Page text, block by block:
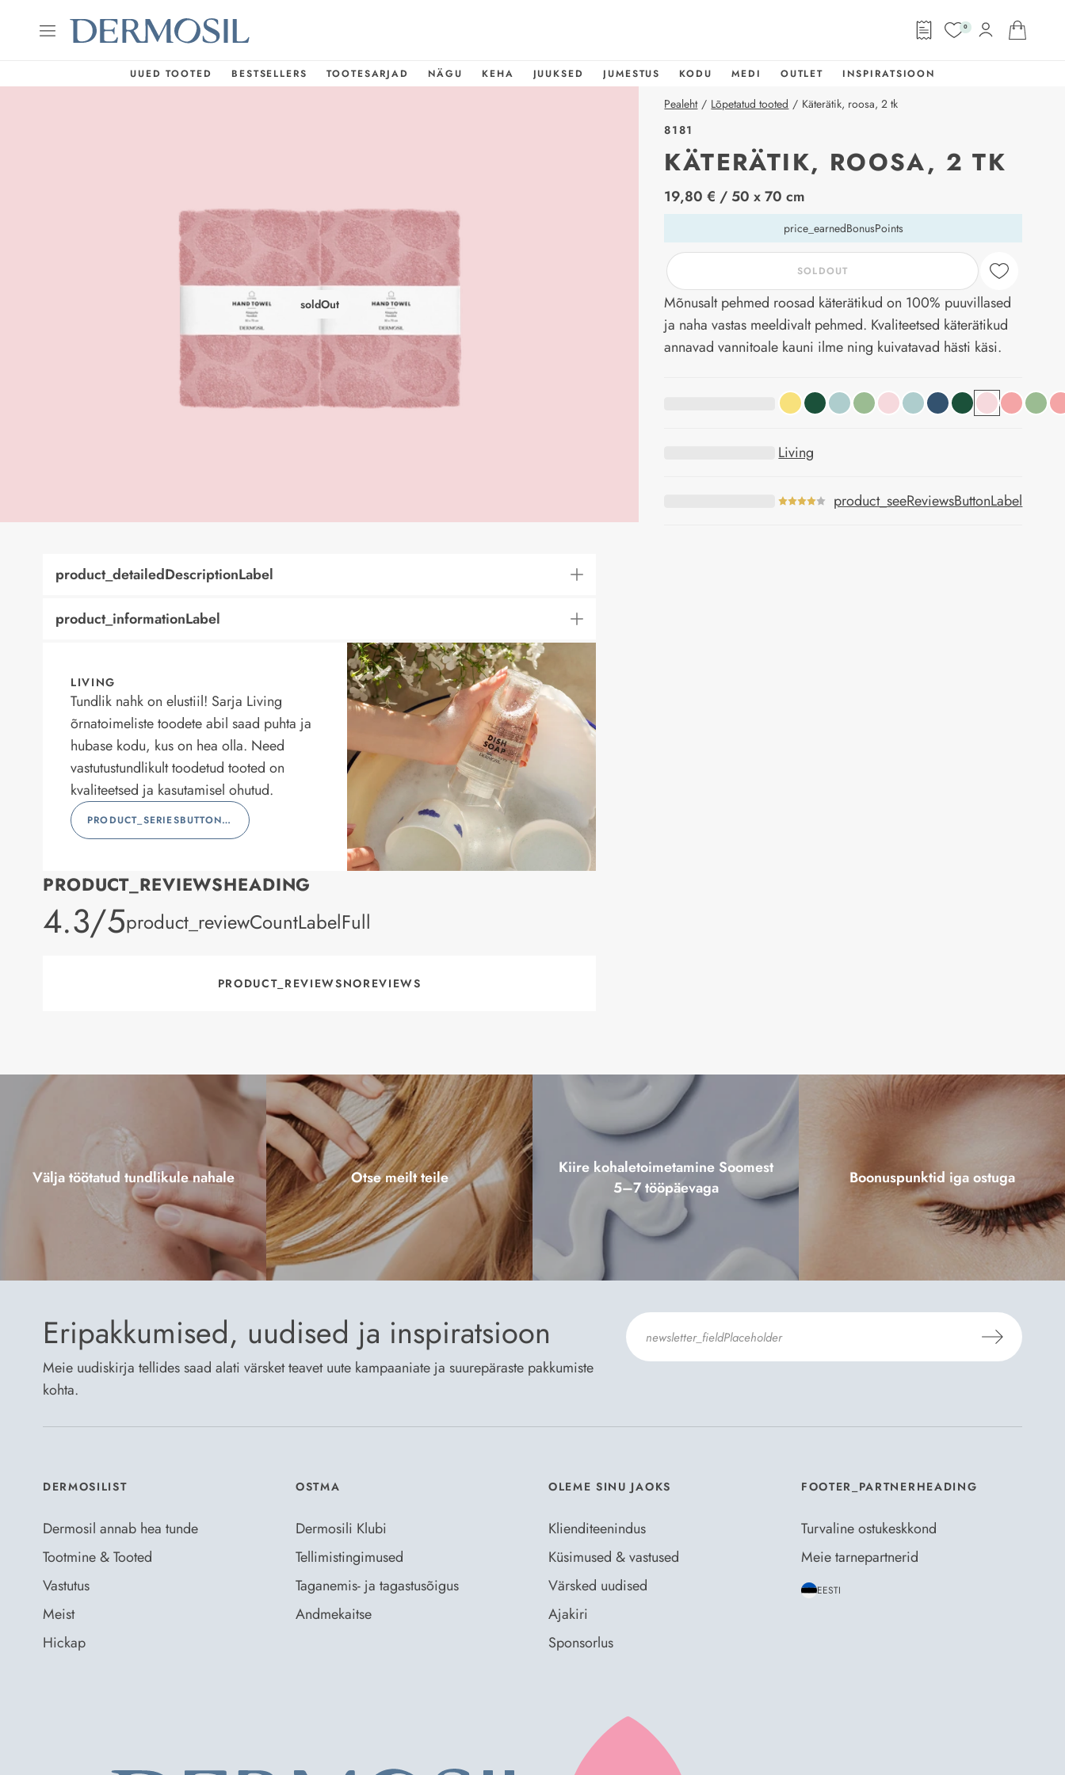
0
UUED TOOTED BESTSELLERS TOOTESARJAD NÄGU KEHA JUUKSED JUMESTUS KODU MEDI OUTLET INSPIRATSIOON
soldOut
Pealeht / Lõpetatud tooted / Käterätik, roosa, 2 tk
8181
KÄTERÄTIK, ROOSA, 2 TK
price_label
19,80 € / 50 x 70 cm
price_earnedBonusPoints
SOLDOUT
Mõnusalt pehmed roosad käterätikud on 100% puuvillased
ja naha vastas meeldivalt pehmed. Kvaliteetsed käterätikud
annavad vannitoale kauni ilme ning kuivatavad hästi käsi.
Living
product_seeReviewsButtonLabel
product_detailedDescriptionLabel
product_informationLabel
LIVING
Tundlik nahk on elustiil! Sarja Living
õrnatoimeliste toodete abil saad puhta ja
hubase kodu, kus on hea olla. Need
vastutustundlikult toodetud tooted on
kvaliteetsed ja kasutamisel ohutud.
PRODUCT_SERIESBUTTONLABEL
PRODUCT_REVIEWSHEADING
product_rating
4.3/5product_reviewCountLabelFull
PRODUCT_REVIEWSNOREVIEWS
Välja töötatud tundlikule nahale Otse meilt teile
Kiire kohaletoimetamine Soomest
5–7 tööpäevaga
Boonuspunktid iga ostuga
Eripakkumised, uudised ja inspiratsioon
Meie uudiskirja tellides saad alati värsket teavet uute kampaaniate ja suurepäraste pakkumiste
kohta.
DERMOSILIST
Dermosil annab hea tunde
Tootmine & Tooted
Vastutus
Meist
Hickap
OSTMA
Dermosili Klubi
Tellimistingimused
Taganemis- ja tagastusõigus
Andmekaitse
OLEME SINU JAOKS
Klienditeenindus
Küsimused & vastused
Värsked uudised
Ajakiri
Sponsorlus
FOOTER_PARTNERHEADING
Turvaline ostukeskkond
Meie tarnepartnerid
EESTI